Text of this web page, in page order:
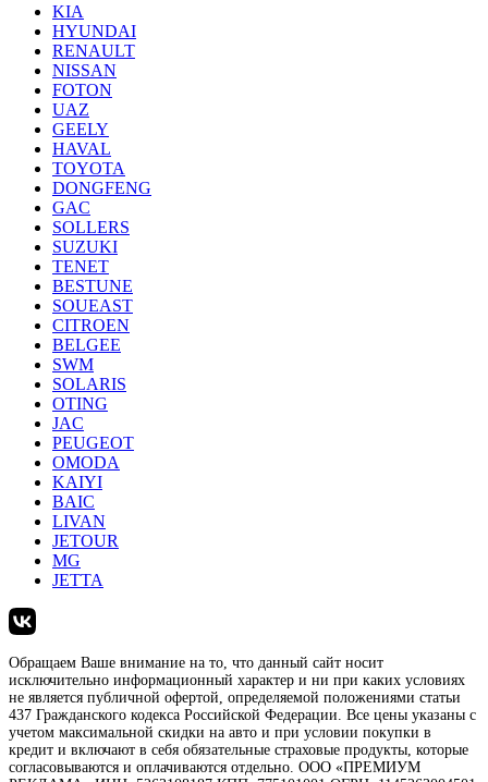
KIA
HYUNDAI
RENAULT
NISSAN
FOTON
UAZ
GEELY
HAVAL
TOYOTA
DONGFENG
GAC
SOLLERS
SUZUKI
TENET
BESTUNE
SOUEAST
CITROEN
BELGEE
SWM
SOLARIS
OTING
JAC
PEUGEOT
OMODA
KAIYI
BAIC
LIVAN
JETOUR
MG
JETTA
Обращаем Ваше внимание на то, что данный сайт носит
исключительно информационный характер и ни при каких условиях
не является публичной офертой, определяемой положениями статьи
437 Гражданского кодекса Российской Федерации. Все цены указаны с
учетом максимальной скидки на авто и при условии покупки в
кредит и включают в себя обязательные страховые продукты, которые
согласовываются и оплачиваются отдельно. ООО «ПРЕМИУМ